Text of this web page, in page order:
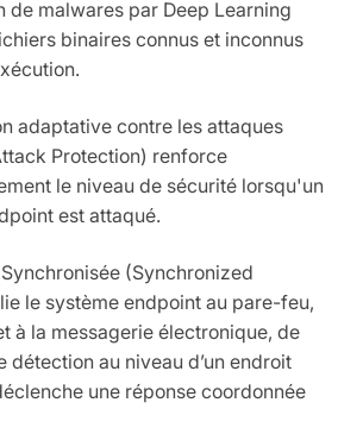
de malwares par Deep Learning
binaires connus et inconnus
adaptative contre les attaques
Protection) renforce
le niveau de sécurité lorsqu'un
est attaqué.
(Synchronized
le système endpoint au pare-feu,
à la messagerie électronique, de
détection au niveau d’un endroit
une réponse coordonnée